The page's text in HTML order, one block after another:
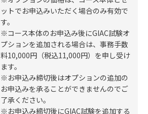
ットでお申込みいただく場合のみ有効で
す。
※コース本体のお申込み後にGIAC試験オ
プションを追加される場合は、事務手数
料10,000円（税込11,000円）を申し受け
ます。
※お申込み締切後はオプションの追加の
お申込みを承ることができませんのでご
了承ください。
※お申込み締切後にGIAC試験を追加する